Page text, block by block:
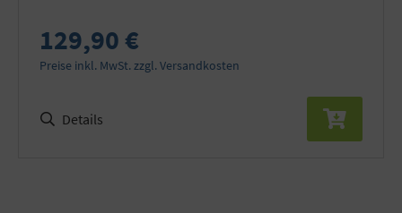
129,90 €
Preise inkl. MwSt. zzgl. Versandkosten
Details